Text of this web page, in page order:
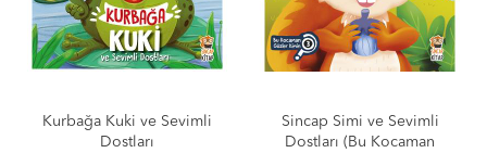
Kurbağa Kuki ve Sevimli
Dostları
Sincap Simi ve Sevimli
Dostları (Bu Kocaman